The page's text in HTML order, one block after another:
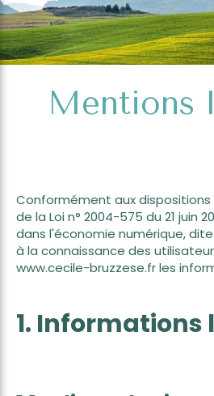
Mentions
Conformément aux dispositions
de la Loi n° 2004-575 du 21 juin
dans l'économie numérique, dite
à la connaissance des
www.cecile-bruzzese.fr les
1. Informations